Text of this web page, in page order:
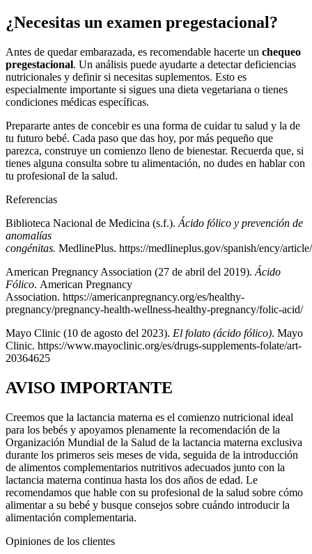
¿Necesitas un examen pregestacional?
Antes de quedar embarazada, es recomendable hacerte un chequeo
pregestacional. Un análisis puede ayudarte a detectar deficiencias
nutricionales y definir si necesitas suplementos. Esto es
especialmente importante si sigues una dieta vegetariana o tienes
condiciones médicas específicas.
Prepararte antes de concebir es una forma de cuidar tu salud y la de
tu futuro bebé. Cada paso que das hoy, por más pequeño que
parezca, construye un comienzo lleno de bienestar. Recuerda que, si
tienes alguna consulta sobre tu alimentación, no dudes en hablar con
tu profesional de la salud.
Referencias
Biblioteca Nacional de Medicina (s.f.). Ácido fólico y prevención de
anomalías
congénitas. MedlinePlus. https://medlineplus.gov/spanish/ency/
American Pregnancy Association (27 de abril del 2019). Ácido
Fólico. American Pregnancy
Association. https://americanpregnancy.org/es/healthy-
pregnancy/pregnancy-health-wellness-healthy-pregnancy/folic-acid/
Mayo Clinic (10 de agosto del 2023). El folato (ácido fólico). Mayo
Clinic. https://www.mayoclinic.org/es/drugs-supplements-folate/art-
20364625
AVISO IMPORTANTE
Creemos que la lactancia materna es el comienzo nutricional ideal
para los bebés y apoyamos plenamente la recomendación de la
Organización Mundial de la Salud de la lactancia materna exclusiva
durante los primeros seis meses de vida, seguida de la introducción
de alimentos complementarios nutritivos adecuados junto con la
lactancia materna continua hasta los dos años de edad. Le
recomendamos que hable con su profesional de la salud sobre cómo
alimentar a su bebé y busque consejos sobre cuándo introducir la
alimentación complementaria.
Opiniones de los clientes